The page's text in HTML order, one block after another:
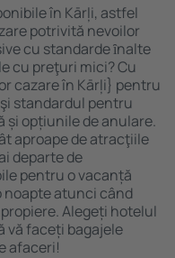
în Kārļi, astfel
potrivită nevoilor
cu standarde ȋnalte
cu preţuri mici? Cu
cazare în Kārļi} pentru
standardul pentru
și opțiunile de anulare.
aproape de atracţiile
departe de
pentru o vacanță
noapte atunci când
Alegeți hotelul
vă faceți bagajele
afaceri!